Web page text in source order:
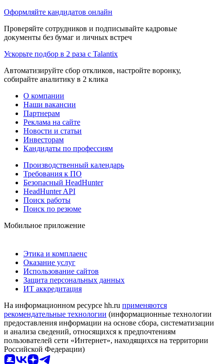
Оформляйте кандидатов онлайн
Проверяйте сотрудников и подписывайте кадровые
документы без бумаг и личных встреч
Ускорьте подбор в 2 раза с Talantix
Автоматизируйте сбор откликов, настройте воронку,
собирайте аналитику в 2 клика
О компании
Наши вакансии
Партнерам
Реклама на сайте
Новости и статьи
Инвесторам
Кандидаты по профессиям
Производственный календарь
Требования к ПО
Безопасный HeadHunter
HeadHunter API
Поиск работы
Поиск по резюме
Мобильное приложение
Этика и комплаенс
Оказание услуг
Использование сайтов
Защита персональных данных
ИТ аккредитация
На информационном ресурсе hh.ru применяются
рекомендательные технологии (информационные технологии
предоставления информации на основе сбора, систематизации
и анализа сведений, относящихся к предпочтениям
пользователей сети «Интернет», находящихся на территории
Российской Федерации)